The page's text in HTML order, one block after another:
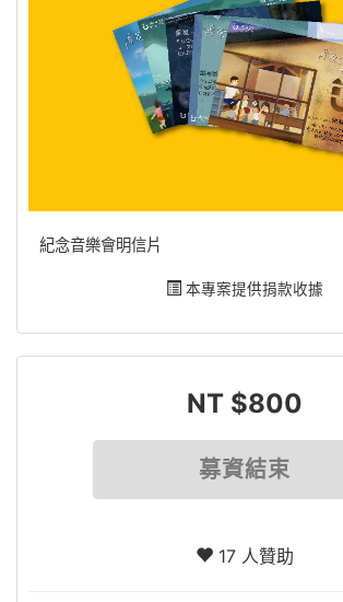
紀念音樂會明信片
本專案提供捐款收據
NT $800
募資結束
17 人贊助